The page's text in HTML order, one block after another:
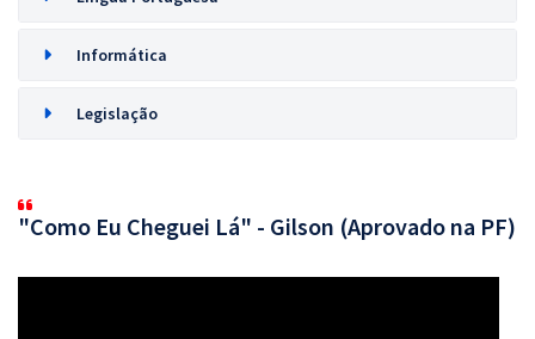
Informática
Legislação
"Como Eu Cheguei Lá" - Gilson (Aprovado na PF)